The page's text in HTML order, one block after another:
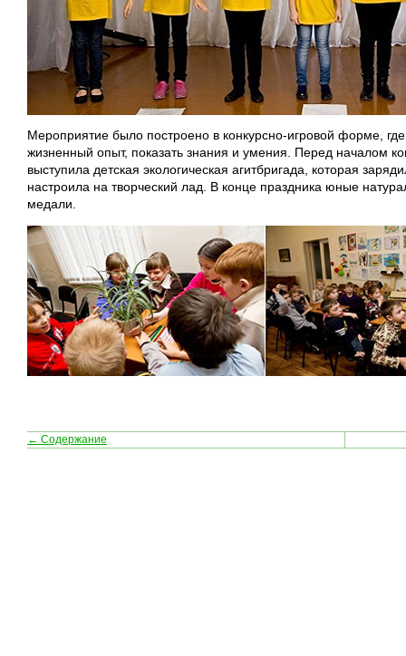
Мероприятие было построено в конкурсно-игровой форме,
жизненный опыт, показать знания и умения. Перед началом
выступила детская экологическая агитбригада, которая
настроила на творческий лад. В конце праздника юные
медали.
← Содержание